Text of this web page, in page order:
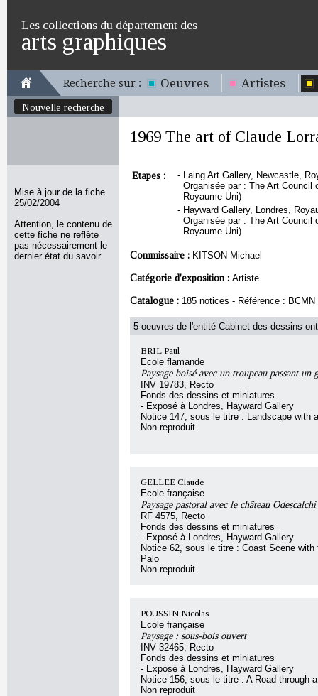
Les collections du département des
arts graphiques
Recherche sur : Oeuvres Artistes
Nouvelle recherche
Mise à jour de la fiche
25/02/2004
Attention, le contenu de
cette fiche ne reflète
pas nécessairement le
dernier état du savoir.
1969 The art of Claude
Etapes : - Laing Art Gallery, Newcastle,
Organisée par : The Art Council
Royaume-Uni)
- Hayward Gallery, Londres,
Organisée par : The Art Council
Royaume-Uni)
Commissaire : KITSON Michael
Catégorie d'exposition : Artiste
Catalogue : 185 notices - Référence : BCMN
5 oeuvres de l'entité Cabinet des dessins
BRIL Paul
Ecole flamande
Paysage boisé avec un troupeau passant un
INV 19783, Recto
Fonds des dessins et miniatures
- Exposé à Londres, Hayward Gallery
Notice 147, sous le titre : Landscape with
Non reproduit
GELLEE Claude
Ecole française
Paysage pastoral avec le château
RF 4575, Recto
Fonds des dessins et miniatures
- Exposé à Londres, Hayward Gallery
Notice 62, sous le titre : Coast Scene with
Palo
Non reproduit
POUSSIN Nicolas
Ecole française
Paysage : sous-bois ouvert
INV 32465, Recto
Fonds des dessins et miniatures
- Exposé à Londres, Hayward Gallery
Notice 156, sous le titre : A Road through
Non reproduit